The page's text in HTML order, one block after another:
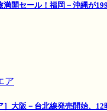
満開セール！福岡－沖縄が
ア
］大阪－台北線発売開始、